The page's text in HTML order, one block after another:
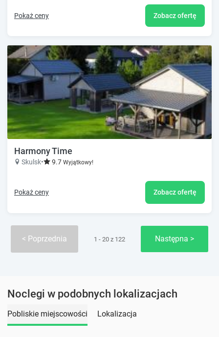
Pokaż ceny Zobacz ofertę
Harmony Time
Skulsk• 9.7 Wyjątkowy!
Pokaż ceny Zobacz ofertę
Poprzednia 1 - 20 z 122 Następna
Noclegi w podobnych lokalizacjach
Pobliskie miejscowości Lokalizacja